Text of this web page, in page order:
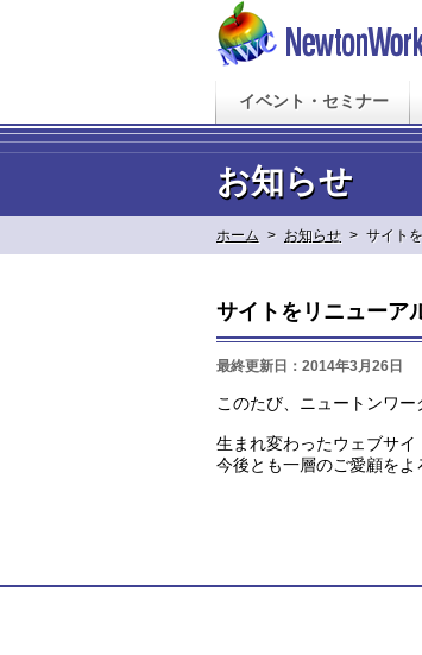
イベント・セミナー
お知らせ
ホーム > お知らせ > サイト
サイトをリニューア
最終更新日：2014年3月26日
このたび、 ニュートンワー
生まれ変わったウェブサイ
今後とも一層のご愛顧をよ